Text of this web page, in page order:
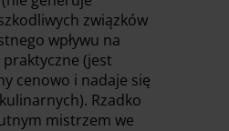
związków
wpływu na
(jest
cenowo i nadaje się
Rzadko
mistrzem we